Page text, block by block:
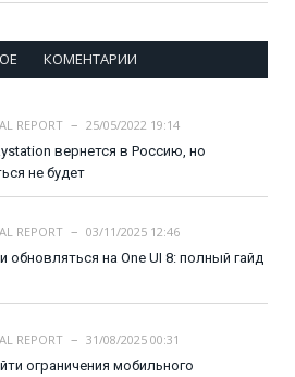
КОМЕНТАРИИ
REPORT
25/05/2022 19:14
вернется в Россию, но
не будет
REPORT
03/11/2025 12:46
обновляться на One UI 8: полный гайд
REPORT
31/08/2025 00:31
ограничения мобильного